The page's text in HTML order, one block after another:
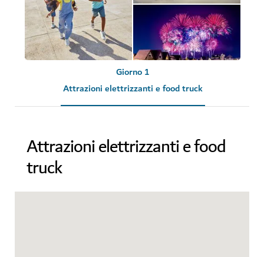
Giorno 1
Attrazioni elettrizzanti e food truck
Attrazioni elettrizzanti e food
truck